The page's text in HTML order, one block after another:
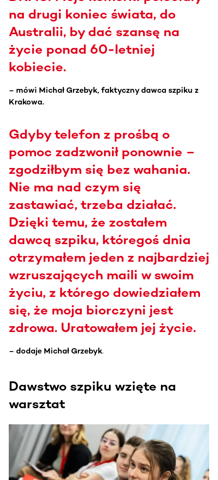
na drugi koniec świata, do
Australii, by dać szansę na
życie ponad 60-letniej
kobiecie.
– mówi Michał Grzebyk, faktyczny dawca szpiku z
Krakowa.
Gdyby telefon z prośbą o
pomoc zadzwonił ponownie –
zgodziłbym się bez wahania.
Nie ma nad czym się
zastawiać, trzeba działać.
Dzięki temu, że zostałem
dawcą szpiku, któregoś dnia
otrzymałem jeden z najbardziej
wzruszających maili w swoim
życiu, z którego dowiedziałem
się, że moja biorczyni jest
zdrowa. Uratowałem jej życie.
– dodaje Michał Grzebyk.
Dawstwo szpiku wzięte na
warsztat